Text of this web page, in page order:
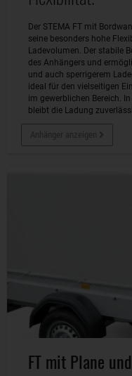
Der STEMA FT mit
seine besonders hohe
Ladevolumen. Der stabile
des Anhängers und
und auch sperrigerem
ideal für den vielseitigen
im gewerblichen Bereich.
bleibt die Ladung
FT mit Plane